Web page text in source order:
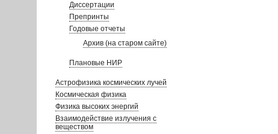
Диссертации
Препринты
Годовые отчеты
Архив (на старом сайте)
Плановые НИР
Астрофизика космических лучей
Космическая физика
Физика высоких энергий
Взаимодействие излучения с
веществом